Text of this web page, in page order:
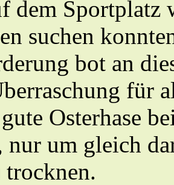
dem Sportplatz
suchen
bot an
für
Osterhase
nur um gleich